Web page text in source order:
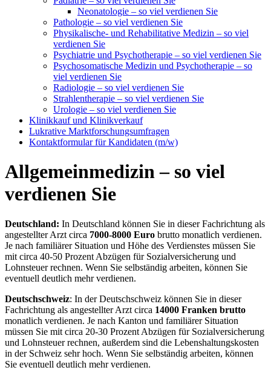
Neonatologie – so viel verdienen Sie
Pathologie – so viel verdienen Sie
Physikalische- und Rehabilitative Medizin – so viel
verdienen Sie
Psychiatrie und Psychotherapie – so viel verdienen Sie
Psychosomatische Medizin und Psychotherapie – so
viel verdienen Sie
Radiologie – so viel verdienen Sie
Strahlentherapie – so viel verdienen Sie
Urologie – so viel verdienen Sie
Klinikkauf und Klinikverkauf
Lukrative Marktforschungsumfragen
Kontaktformular für Kandidaten (m/w)
Allgemeinmedizin – so viel
verdienen Sie
Deutschland: In Deutschland können Sie in dieser Fachrichtung als
angestellter Arzt circa 7000-8000 Euro brutto monatlich verdienen.
Je nach familiärer Situation und Höhe des Verdienstes müssen Sie
mit circa 40-50 Prozent Abzügen für Sozialversicherung und
Lohnsteuer rechnen. Wenn Sie selbständig arbeiten, können Sie
eventuell deutlich mehr verdienen.
Deutschschweiz: In der Deutschschweiz können Sie in dieser
Fachrichtung als angestellter Arzt circa 14000 Franken brutto
monatlich verdienen. Je nach Kanton und familiärer Situation
müssen Sie mit circa 20-30 Prozent Abzügen für Sozialversicherung
und Lohnsteuer rechnen, außerdem sind die Lebenshaltungskosten
in der Schweiz sehr hoch. Wenn Sie selbständig arbeiten, können
Sie eventuell deutlich mehr verdienen.